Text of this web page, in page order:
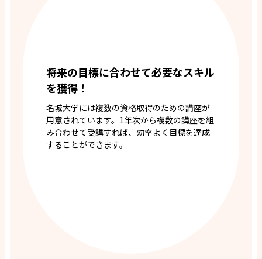
将来の目標に合わせて必要なスキル
を獲得！
名城大学には複数の資格取得のための講座が
用意されています。1年次から複数の講座を組
み合わせて受講すれば、効率よく目標を達成
することができます。